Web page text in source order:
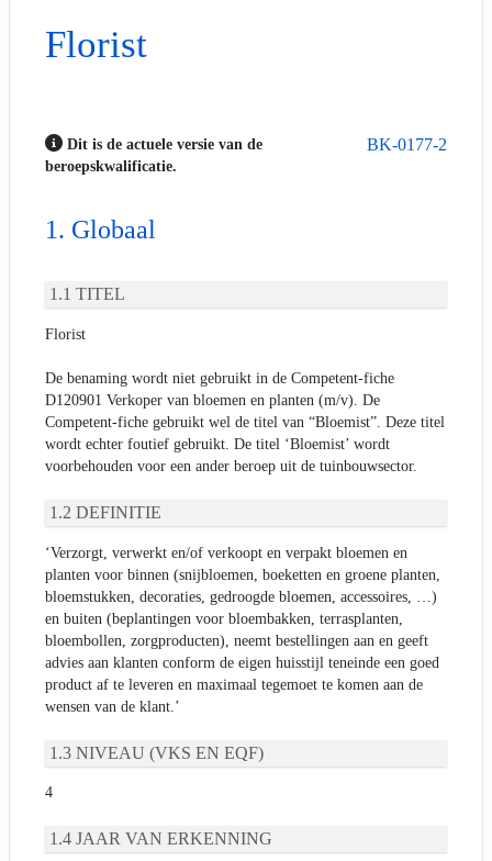
Florist
BK-0177-2
Dit is de actuele versie van de
beroepskwalificatie.
Globaal
TITEL
Florist
De benaming wordt niet gebruikt in de Competent-fiche
D120901 Verkoper van bloemen en planten (m/v). De
Competent-fiche gebruikt wel de titel van “Bloemist”. Deze titel
wordt echter foutief gebruikt. De titel ‘Bloemist’ wordt
voorbehouden voor een ander beroep uit de tuinbouwsector.
DEFINITIE
‘Verzorgt, verwerkt en/of verkoopt en verpakt bloemen en
planten voor binnen (snijbloemen, boeketten en groene planten,
bloemstukken, decoraties, gedroogde bloemen, accessoires, …)
en buiten (beplantingen voor bloembakken, terrasplanten,
bloembollen, zorgproducten), neemt bestellingen aan en geeft
advies aan klanten conform de eigen huisstijl teneinde een goed
product af te leveren en maximaal tegemoet te komen aan de
wensen van de klant.’
NIVEAU (VKS EN EQF)
4
JAAR VAN ERKENNING